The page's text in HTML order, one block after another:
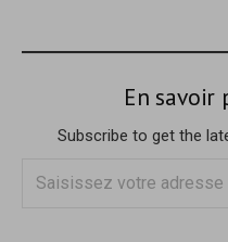
e
e
n
r
v
f
e
t
En savoir
Subscribe to get the